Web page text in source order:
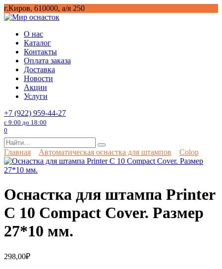
Перейти
к
г.Киров, 610000, а/я 250
О нас
Каталог
Контакты
Оплата заказа
Доставка
Новости
Акции
Услуги
+7 (922) 959-44-27
с 9:00 до 18:00
0
Search
for:
Главная Автоматическая оснастка для штампов Colop
Оснастка для штампа Printer
С 10 Compact Cover. Размер
27*10 мм.
298,00₽